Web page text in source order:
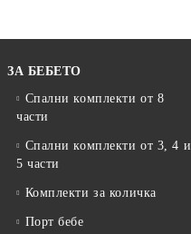
ЗА БЕБЕТО
Спални комплекти от 8
части
Спални комплекти от 3, 4 и
5 части
Комплекти за количка
Порт бебе